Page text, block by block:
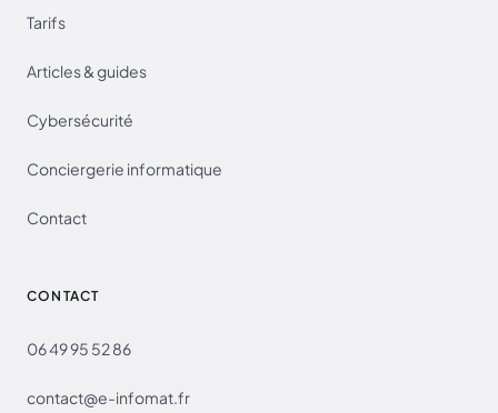
Tarifs
Articles & guides
Cybersécurité
Conciergerie informatique
Contact
CONTACT
06 49 95 52 86
contact@e-infomat.fr